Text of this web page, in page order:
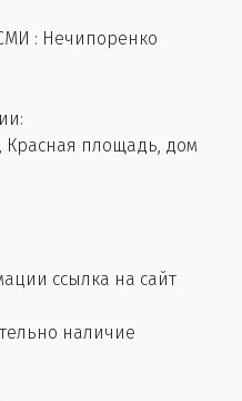
: Нечипоренко
Красная площадь, дом
ссылка на сайт
наличие